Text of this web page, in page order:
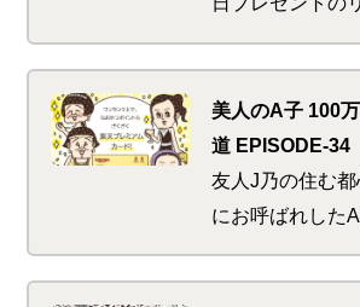
聞くことにした
素人には縁遠い
所望され、かつ
国に移住してい
明。祖母のナイ
るも、海外への
美人のA子 100
道 EPISODE-34
友人J乃の住む
にお呼ばれしたA
ュアリーな生活
が、うらやまし